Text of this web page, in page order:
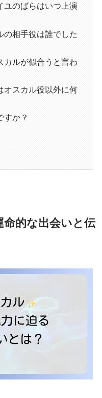
ユのばらはいつ上演
の相手役は誰でした
カルが似合うと言わ
オスカル役以外に何
すか？
的な出会いと伝